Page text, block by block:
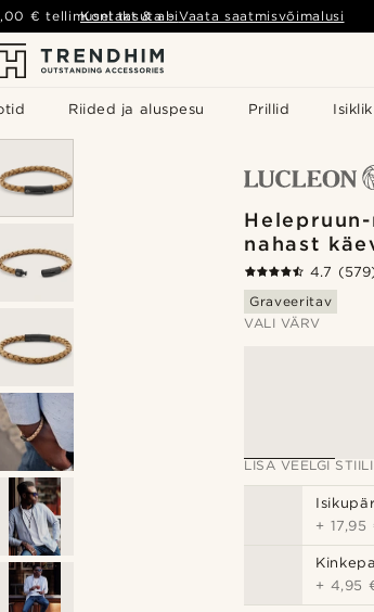
Riided ja aluspesu Prillid
€ tellimusel tasuta- Vaata saatmisvõimalusi
Kontakt & abi
nahast
4.7
Graveeritav
VALI VÄRV
LISA VEELGI
+ 17,95
+ 4,95